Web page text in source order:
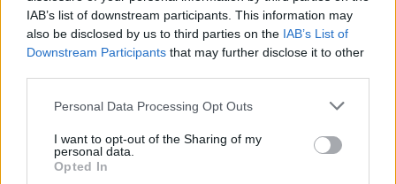
IAB’s list of downstream participants. This information may
also be disclosed by us to third parties on the IAB’s List of
Downstream Participants that may further disclose it to other
Please note that this website/app uses one or more Google
not limited to your visit or usage behaviour. You may click to
grant or deny consent to Google and its third-party tags to
use your data for below specified purposes in below Google
Personal Data Processing Opt Outs
I want to opt-out of the Sharing of my
personal data.
Opted In